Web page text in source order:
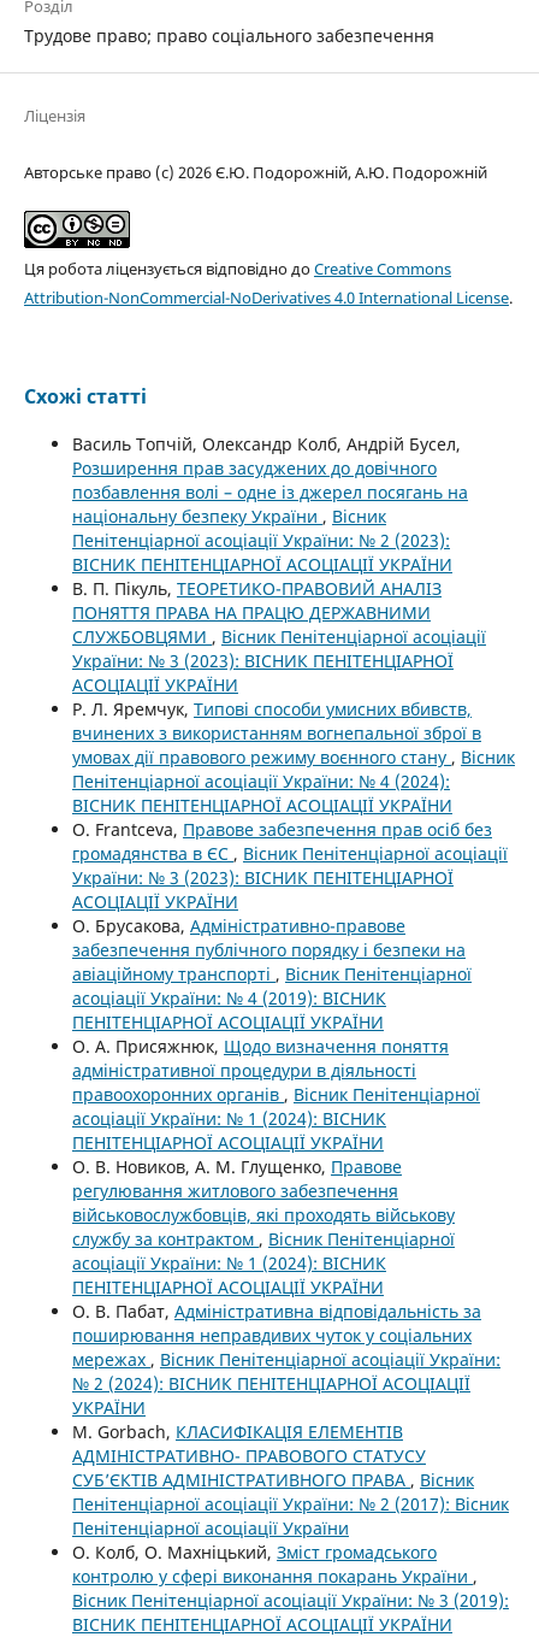
Розділ
Трудове право; право соціального забезпечення
Ліцензія
Авторське право (c) 2026 Є.Ю. Подорожній, А.Ю. Подорожній
Ця робота ліцензується відповідно доCreative Commons
Attribution-NonCommercial-NoDerivatives 4.0 International License.
Схожі статті
Василь Топчій, Олександр Колб, Андрій Бусел,
Розширення прав засуджених до довічного
позбавлення волі – одне із джерел посягань на
національну безпеку України , Вісник
Пенітенціарної асоціації України: № 2 (2023):
ВІСНИК ПЕНІТЕНЦІАРНОЇ АСОЦІАЦІЇ УКРАЇНИ
В. П. Пікуль, ТЕОРЕТИКО-ПРАВОВИЙ АНАЛІЗ
ПОНЯТТЯ ПРАВА НА ПРАЦЮ ДЕРЖАВНИМИ
СЛУЖБОВЦЯМИ , Вісник Пенітенціарної асоціації
України: № 3 (2023): ВІСНИК ПЕНІТЕНЦІАРНОЇ
АСОЦІАЦІЇ УКРАЇНИ
Р. Л. Яремчук, Типові способи умисних вбивств,
вчинених з використанням вогнепальної зброї в
умовах дії правового режиму воєнного стану , Вісник
Пенітенціарної асоціації України: № 4 (2024):
ВІСНИК ПЕНІТЕНЦІАРНОЇ АСОЦІАЦІЇ УКРАЇНИ
O. Frantсeva, Правове забезпечення прав осіб без
громадянства в ЄС , Вісник Пенітенціарної асоціації
України: № 3 (2023): ВІСНИК ПЕНІТЕНЦІАРНОЇ
АСОЦІАЦІЇ УКРАЇНИ
О. Брусакова, Адміністративно-правове
забезпечення публічного порядку і безпеки на
авіаційному транспорті , Вісник Пенітенціарної
асоціації України: № 4 (2019): ВІСНИК
ПЕНІТЕНЦІАРНОЇ АСОЦІАЦІЇ УКРАЇНИ
О. А. Присяжнюк, Щодо визначення поняття
адміністративної процедури в діяльності
правоохоронних органів , Вісник Пенітенціарної
асоціації України: № 1 (2024): ВІСНИК
ПЕНІТЕНЦІАРНОЇ АСОЦІАЦІЇ УКРАЇНИ
О. В. Новиков, А. М. Глущенко, Правове
регулювання житлового забезпечення
військовослужбовців, які проходять військову
службу за контрактом , Вісник Пенітенціарної
асоціації України: № 1 (2024): ВІСНИК
ПЕНІТЕНЦІАРНОЇ АСОЦІАЦІЇ УКРАЇНИ
О. В. Пабат, Адміністративна відповідальність за
поширювання неправдивих чуток у соціальних
мережах , Вісник Пенітенціарної асоціації України:
№ 2 (2024): ВІСНИК ПЕНІТЕНЦІАРНОЇ АСОЦІАЦІЇ
УКРАЇНИ
M. Gorbach, КЛАСИФІКАЦІЯ ЕЛЕМЕНТІВ
АДМІНІСТРАТИВНО- ПРАВОВОГО СТАТУСУ
СУБ’ЄКТІВ АДМІНІСТРАТИВНОГО ПРАВА , Вісник
Пенітенціарної асоціації України: № 2 (2017): Вісник
Пенітенціарної асоціації України
О. Колб, О. Махніцький, Зміст громадського
контролю у сфері виконання покарань України ,
Вісник Пенітенціарної асоціації України: № 3 (2019):
ВІСНИК ПЕНІТЕНЦІАРНОЇ АСОЦІАЦІЇ УКРАЇНИ